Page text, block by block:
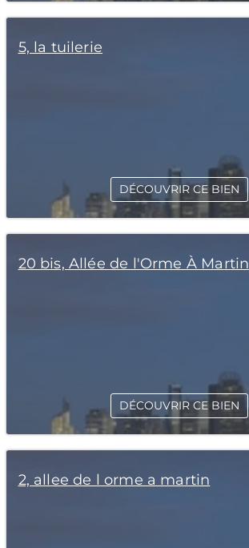
5, la tuilerie
DÉCOUVRIR CE BIEN
20 bis, Allée de l'Orme À Martin
DÉCOUVRIR CE BIEN
2, allee de l orme a martin